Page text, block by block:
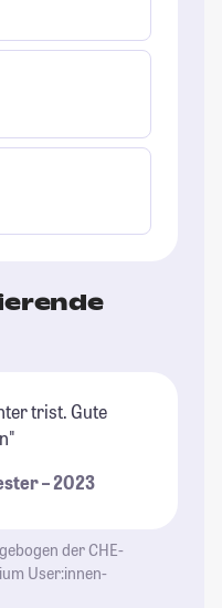
trist. Gute
– 2023
der CHE-
User:innen-